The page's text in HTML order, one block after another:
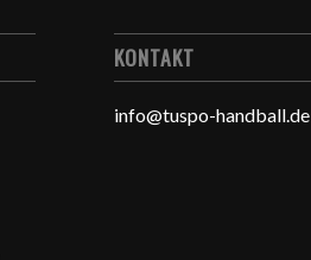
KONTAKT
info@tuspo-handball.de